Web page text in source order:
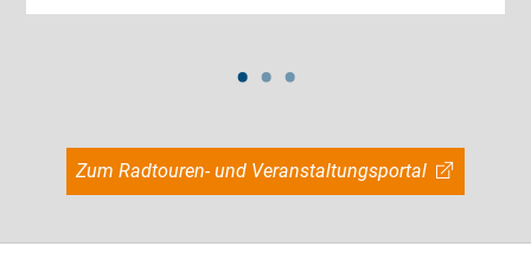
Zum Radtouren- und Veranstaltungsportal